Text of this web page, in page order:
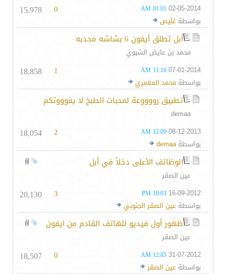
02-05-2014
01:01 AM
بواسطة غليص
0
15,978
أبل تطلق أيفون 6 بشاشه محدبه
محمد بن عايض الشبوي
07-01-2014
11:10 AM
بواسطة محمد المعمري
1
18,858
تطبيق رووووعة لمحبات الطبخ لا يفوووتكم
demaa
08-12-2013
12:09 AM
بواسطةdemaa
2
18,054
الوظائف الأعلى دخلاً في آبل
عين الصقر
16-09-2012
10:03 PM
بواسطة عين الصقر الجنوبي
3
20,130
ظهور أول فيديو للهاتف القادم من ايفون
عين الصقر
31-07-2012
12:05 AM
بواسطة عين الصقر
0
18,507